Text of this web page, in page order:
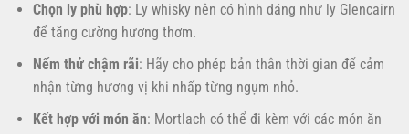
Chọn ly phù hợp: Ly whisky nên có hình dáng như ly Glencairn
để tăng cường hương thơm.
Nếm thử chậm rãi: Hãy cho phép bản thân thời gian để cảm
nhận từng hương vị khi nhấp từng ngụm nhỏ.
Kết hợp với món ăn: Mortlach có thể đi kèm với các món ăn